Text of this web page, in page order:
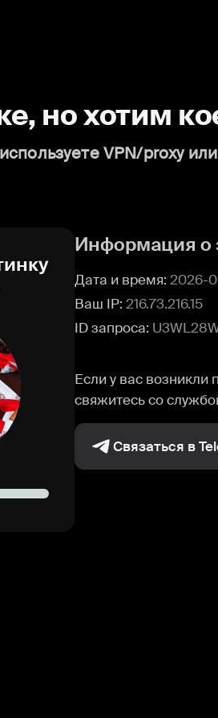
но хотим
VPN/proxy
Информация о
Дата и время: 2026-
Ваш IP: 216.73.216.15
ID запроса:
Если у вас
свяжитесь со
Связаться в